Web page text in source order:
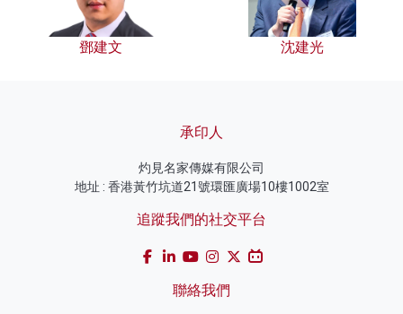
鄧建文 沈建光
承印人
灼見名家傳媒有限公司
地址 : 香港黃竹坑道21號環匯廣場10樓1002室
追蹤我們的社交平台
聯絡我們